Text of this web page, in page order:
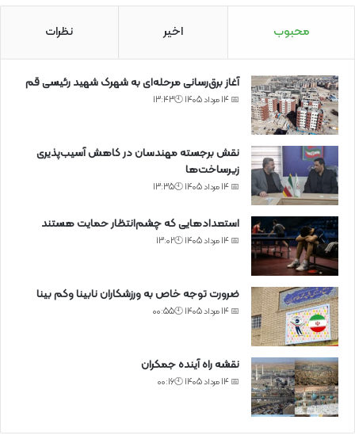
محبوب اخیر نظرات
آغاز برق‌رسانی مرحله‌ای به شهرک شهید رئیسی قم
📅 14 مرداد 1405 🕙13:43
نقش برجسته مهندسان در کاهش آسیب‌پذیری
زیرساخت‌ها
📅 14 مرداد 1405 🕙13:35
استعدادهایی که چشم‌انتظار حمایت هستند
📅 14 مرداد 1405 🕙13:02
ضرورت توجه خاص به ورزشکاران نابینا وکم بینا
📅 14 مرداد 1405 🕙00:55
نقشه راه آینده جمکران
📅 14 مرداد 1405 🕙00:16